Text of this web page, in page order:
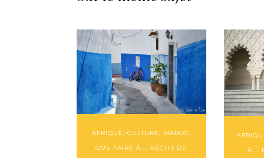
AFRIQUE, CULTURE, MAROC,
QUE FAIRE À..., RÉCITS DE
À...,